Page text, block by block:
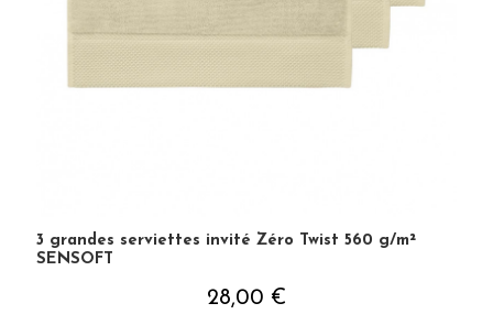
3 grandes serviettes invité Zéro Twist 560 g/m²
SENSOFT
28,00 €